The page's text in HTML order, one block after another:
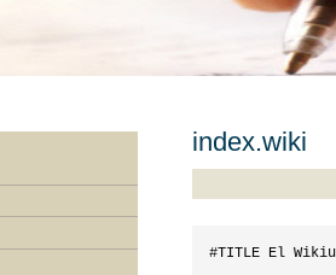
index.wiki
#TITLE El